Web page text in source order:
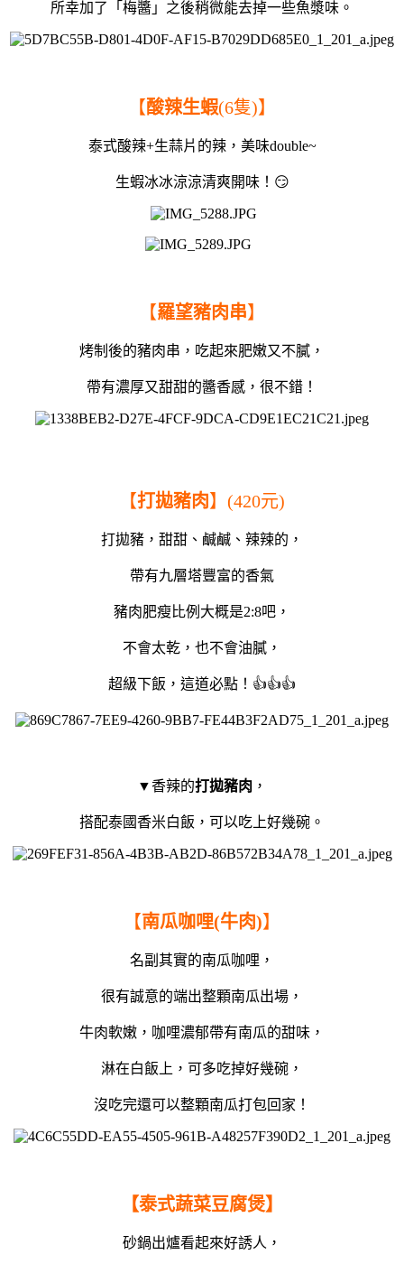
所幸加了「梅醬」之後稍微能去掉一些魚漿味。
【酸辣生蝦(6隻)】
泰式酸辣+生蒜片的辣，美味double~
生蝦冰冰涼涼清爽開味！😏
【羅望豬肉串】
烤制後的豬肉串，吃起來肥嫩又不膩，
帶有濃厚又甜甜的醬香感，很不錯！
【打拋豬肉 】(420元)
打拋豬，甜甜、鹹鹹、辣辣的，
帶有九層塔豐富的香氣
豬肉肥瘦比例大概是2:8吧，
不會太乾，也不會油膩，
超級下飯，這道必點！👍👍👍
▼香辣的打拋豬肉 ，
搭配泰國香米白飯，可以吃上好幾碗。
【南瓜咖哩(牛肉)】
名副其實的南瓜咖哩，
很有誠意的端出整顆南瓜出場，
牛肉軟嫩，咖哩濃郁帶有南瓜的甜味，
淋在白飯上，可多吃掉好幾碗，
沒吃完還可以整顆南瓜打包回家！
【泰式蔬菜豆腐煲】
砂鍋出爐看起來好誘人，